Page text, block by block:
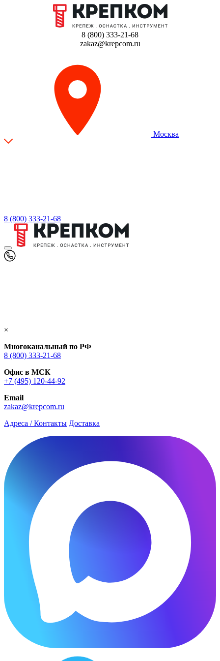
8 (800) 333-21-68
zakaz@krepcom.ru
Москва
8 (800) 333-21-68
×
Многоканальный по РФ
8 (800) 333‑21-68
Офис в МСК
+7 (495) 120-44-92
Email
zakaz@krepcom.ru
Адреса / Контакты Доставка